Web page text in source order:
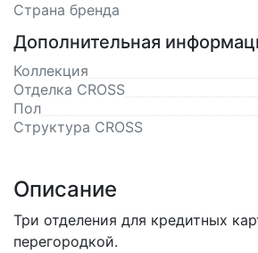
Страна бренда
Дополнительная
Коллекция
Отделка CROSS
Пол
Структура CROSS
Описание
Три отделения для кредитных
перегородкой.